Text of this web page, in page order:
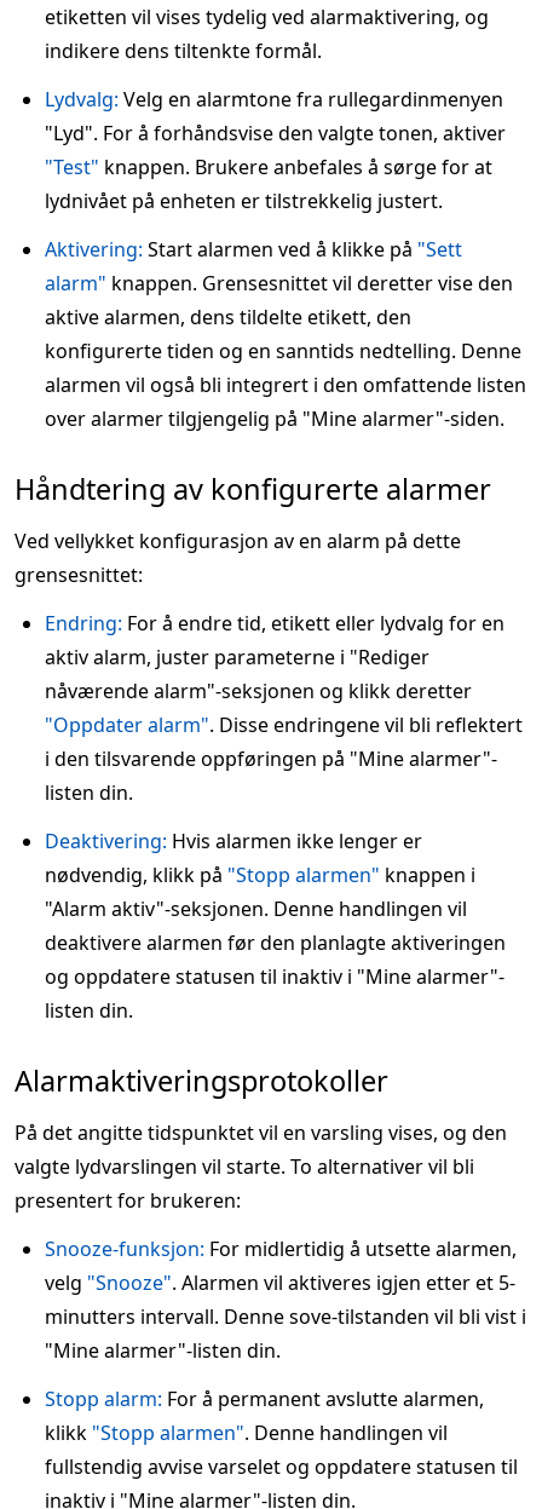
etiketten vil vises tydelig ved alarmaktivering, og
indikere dens tiltenkte formål.
Lydvalg: Velg en alarmtone fra rullegardinmenyen
"Lyd". For å forhåndsvise den valgte tonen, aktiver
"Test" knappen. Brukere anbefales å sørge for at
lydnivået på enheten er tilstrekkelig justert.
Aktivering: Start alarmen ved å klikke på "Sett
alarm" knappen. Grensesnittet vil deretter vise den
aktive alarmen, dens tildelte etikett, den
konfigurerte tiden og en sanntids nedtelling. Denne
alarmen vil også bli integrert i den omfattende listen
over alarmer tilgjengelig på "Mine alarmer"-siden.
Håndtering av konfigurerte alarmer
Ved vellykket konfigurasjon av en alarm på dette
grensesnittet:
Endring: For å endre tid, etikett eller lydvalg for en
aktiv alarm, juster parameterne i "Rediger
nåværende alarm"-seksjonen og klikk deretter
"Oppdater alarm". Disse endringene vil bli reflektert
i den tilsvarende oppføringen på "Mine alarmer"-
listen din.
Deaktivering: Hvis alarmen ikke lenger er
nødvendig, klikk på "Stopp alarmen" knappen i
"Alarm aktiv"-seksjonen. Denne handlingen vil
deaktivere alarmen før den planlagte aktiveringen
og oppdatere statusen til inaktiv i "Mine alarmer"-
listen din.
Alarmaktiveringsprotokoller
På det angitte tidspunktet vil en varsling vises, og den
valgte lydvarslingen vil starte. To alternativer vil bli
presentert for brukeren:
Snooze-funksjon: For midlertidig å utsette alarmen,
velg "Snooze". Alarmen vil aktiveres igjen etter et 5-
minutters intervall. Denne sove-tilstanden vil bli vist i
"Mine alarmer"-listen din.
Stopp alarm: For å permanent avslutte alarmen,
klikk "Stopp alarmen". Denne handlingen vil
fullstendig avvise varselet og oppdatere statusen til
inaktiv i "Mine alarmer"-listen din.